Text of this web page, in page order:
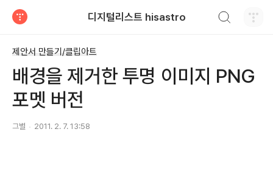
디지털리스트 hisastro
제안서 만들기/클립아트
배경을 제거한 투명 이미지 PNG
포멧 버전
그별 2011. 2. 7. 13:58